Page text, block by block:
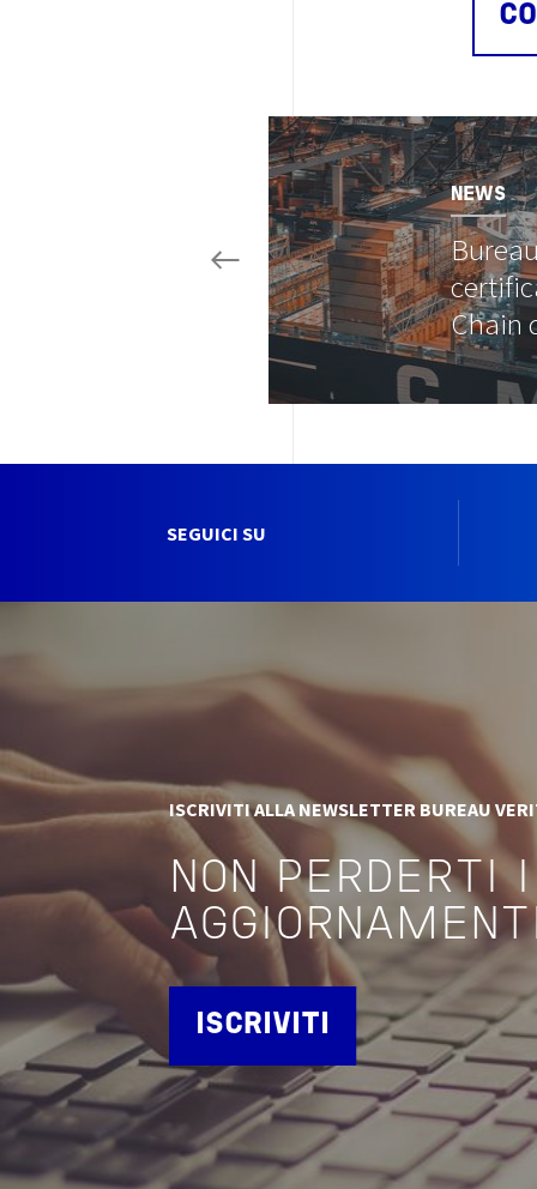
Image
NEWS
SEGUICI SU
ISCRIVITI ALLA NEWSLETTER BUREAU
NON PERDERTI
ISCRIVITI